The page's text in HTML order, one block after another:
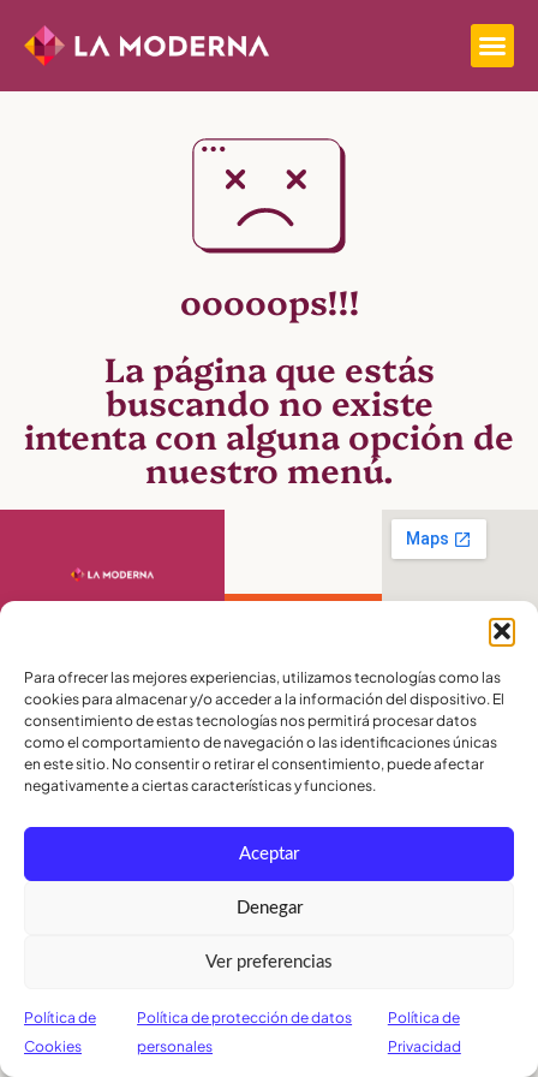
Para ofrecer las mejores experiencias, utilizamos tecnologías como las
cookies para almacenar y/o acceder a la información del dispositivo. El
consentimiento de estas tecnologías nos permitirá procesar datos
como el comportamiento de navegación o las identificaciones únicas
en este sitio. No consentir o retirar el consentimiento, puede afectar
negativamente a ciertas características y funciones.
Aceptar
Denegar
Ver preferencias
Política de
Cookies
Política de protección de datos
personales
Política de
Privacidad
ooooops!!!
La página que estás
buscando no existe
intenta con alguna opción de
nuestro menú.
Condiciones
PBX: (04) 372 5220
Celular:099 016
2715
Celular:098 580
2370
admisiones@lamoderna.edu.ec
Km 2,5 Vía a
Samborondón.